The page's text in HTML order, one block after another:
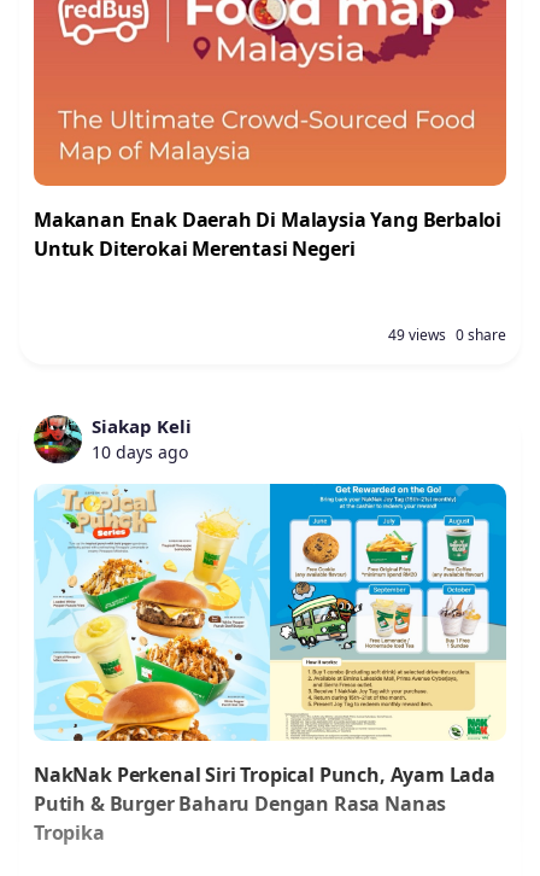
Makanan Enak Daerah Di Malaysia Yang Berbaloi
Untuk Diterokai Merentasi Negeri
0 share
49 views
Siakap Keli
10 days ago
NakNak Perkenal Siri Tropical Punch, Ayam Lada
Putih & Burger Baharu Dengan Rasa Nanas
Tropika